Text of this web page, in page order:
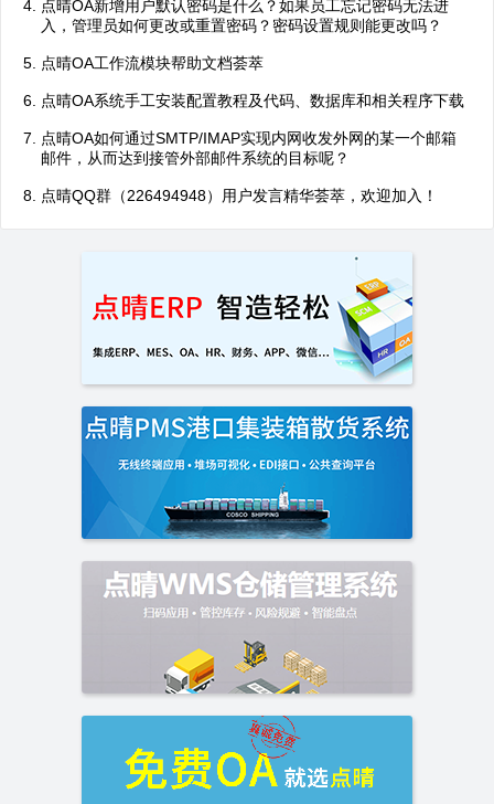
点晴OA新增用户默认密码是什么？如果员工忘记密码无法进
入，管理员如何更改或重置密码？密码设置规则能更改吗？
点晴OA工作流模块帮助文档荟萃
点晴OA系统手工安装配置教程及代码、数据库和相关程序下载
点晴OA如何通过SMTP/IMAP实现内网收发外网的某一个邮箱
邮件，从而达到接管外部邮件系统的目标呢？
点晴QQ群（226494948）用户发言精华荟萃，欢迎加入！